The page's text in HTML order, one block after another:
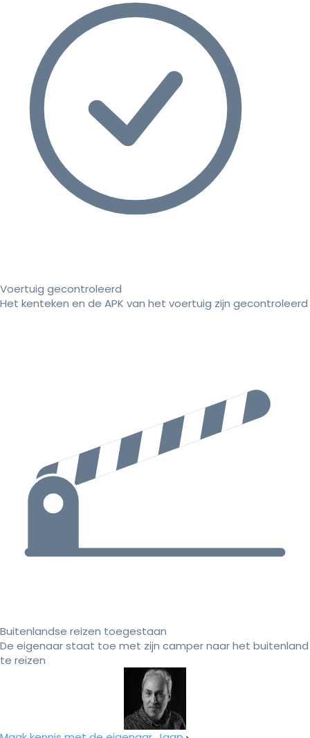
Voertuig gecontroleerd
Het kenteken en de APK van het voertuig zijn gecontroleerd
Buitenlandse reizen toegestaan
De eigenaar staat toe met zijn camper naar het buitenland
te reizen